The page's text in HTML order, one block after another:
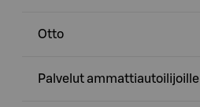
Otto
Palvelut ammattiautoilijoille